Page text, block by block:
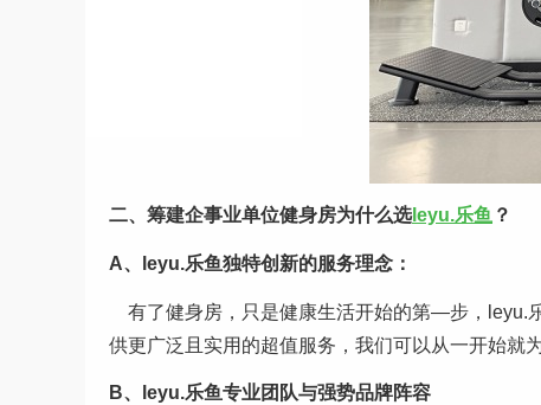
二、筹建企事业单位健身房为什么选leyu.乐鱼 ？
A、leyu.乐鱼独特创新的服务理念：
有了健身房，只是健康生活开始的第—步，leyu.
供更广泛且实用的超值服务，我们可以从一开始就
B、leyu.乐鱼专业团队与强势品牌阵容